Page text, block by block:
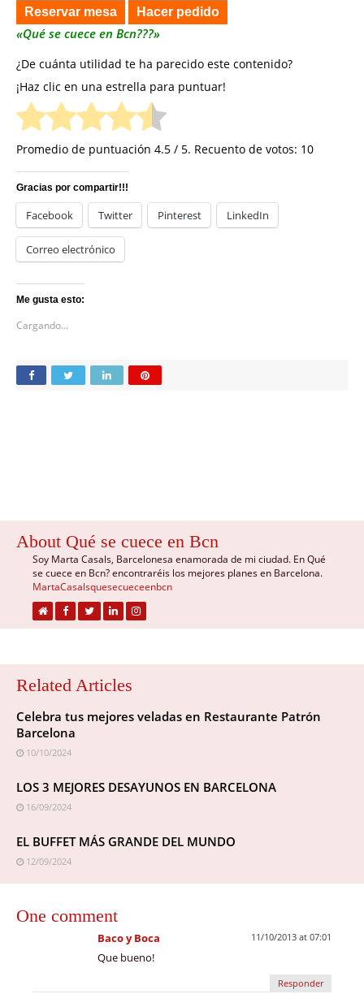
Reservar mesa Hacer pedido
«Qué se cuece en Bcn???»
¿De cuánta utilidad te ha parecido este contenido?
¡Haz clic en una estrella para puntuar!
Promedio de puntuación 4.5 / 5. Recuento de votos: 10
Gracias por compartir!!!
Facebook Twitter Pinterest LinkedIn
Correo electrónico
Me gusta esto:
Cargando...
About Qué se cuece en Bcn
Soy Marta Casals, Barcelonesa enamorada de mi ciudad. En Qué
se cuece en Bcn? encontraréis los mejores planes en Barcelona.
MartaCasalsquesecueceenbcn
Related Articles
Celebra tus mejores veladas en Restaurante Patrón
Barcelona
10/10/2024
LOS 3 MEJORES DESAYUNOS EN BARCELONA
16/09/2024
EL BUFFET MÁS GRANDE DEL MUNDO
12/09/2024
One comment
Baco y Boca 11/10/2013 at 07:01
Que bueno!
Responder